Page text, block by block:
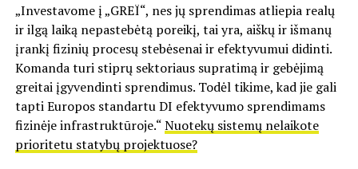
„Investavome į „GREÏ“, nes jų sprendimas atliepia realų
ir ilgą laiką nepastebėtą poreikį, tai yra, aiškų ir išmanų
įrankį fizinių procesų stebėsenai ir efektyvumui didinti.
Komanda turi stiprų sektoriaus supratimą ir gebėjimą
greitai įgyvendinti sprendimus. Todėl tikime, kad jie gali
tapti Europos standartu DI efektyvumo sprendimams
fizinėje infrastruktūroje.“Nuotekų sistemų nelaikote
prioritetu statybų projektuose?